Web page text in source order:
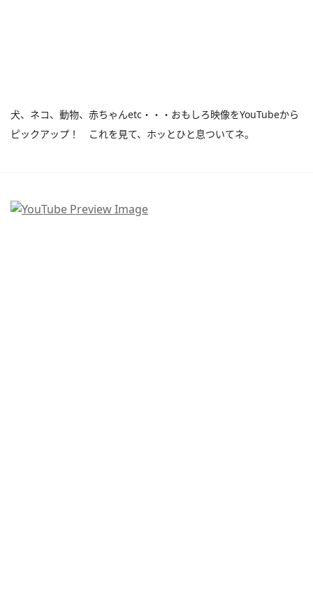
犬、ネコ、動物、赤ちゃんetc・・・おもしろ映像をYouTubeから
ピックアップ！ これを見て、ホッとひと息ついてネ。